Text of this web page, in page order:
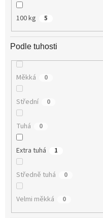
100 kg 5
Podle tuhosti
Měkká 0
Střední 0
Tuhá 0
Extra tuhá 1
Středně tuhá 0
Velmi měkká 0